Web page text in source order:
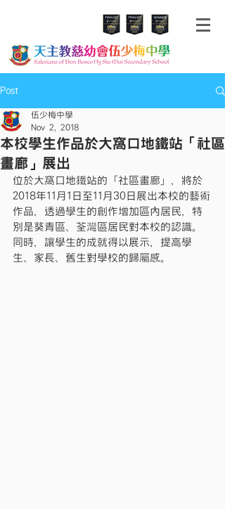
Post
本校學生作品於大窩口地鐵站「社區
畫廊」展出
伍少梅中學
Nov 2, 2018
位於大窩口地鐵站的「社區畫廊」，將於
2018年11月1日至11月30日展出本校的藝術
作品，透過學生的創作增加區內居民，特
別是葵青區、荃灣區居民對本校的認識。
同時，讓學生的成就得以展示，提高學
生、家長、舊生對學校的歸屬感。